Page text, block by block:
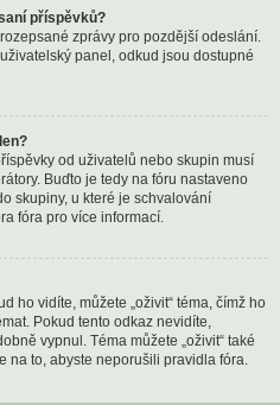
příspěvků?
zprávy pro pozdější odeslání.
panel, odkud jsou dostupné
od uživatelů nebo skupin musí
Buďto je tedy na fóru nastaveno
skupiny, u které je schvalování
fóra pro více informací.
ho vidíte, můžete „oživit“ téma, čímž ho
Pokud tento odkaz nevidíte,
vypnul. Téma můžete „oživit“ také
na to, abyste neporušili pravidla fóra.